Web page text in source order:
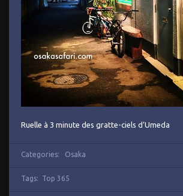
Ruelle à 3 minute des gratte-ciels d’Umeda
Categories: Osaka
Tags: Top 365